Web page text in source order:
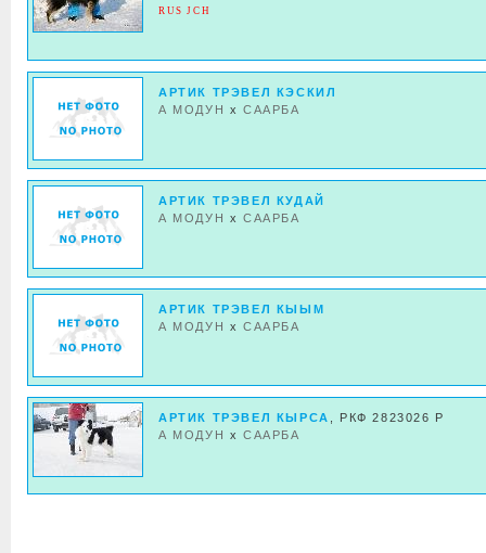
RUS JCH
АРТИК ТРЭВЕЛ КЭСКИЛ
А МОДУН xСААРБА
АРТИК ТРЭВЕЛ КУДАЙ
А МОДУН xСААРБА
АРТИК ТРЭВЕЛ КЫЫМ
А МОДУН xСААРБА
АРТИК ТРЭВЕЛ КЫРСА
, РКФ 2823026 Р
А МОДУН xСААРБА